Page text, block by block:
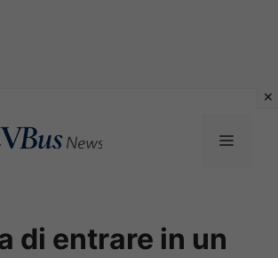
MENU
di entrare in un